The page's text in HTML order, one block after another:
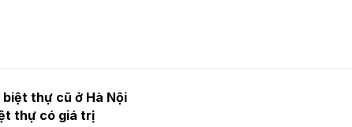
thự cũ ở Hà Nội
thự có giá trị